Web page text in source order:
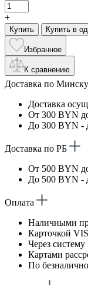
+
Купить Купить в
Избранное
К сравнению
Доставка по Минску
Доставка
От 300 BYN
До 300 BYN -
Доставка по РБ
От 500 BYN
До 500 BYN -
Оплата
Наличными
Карточкой
Через
Картами
По